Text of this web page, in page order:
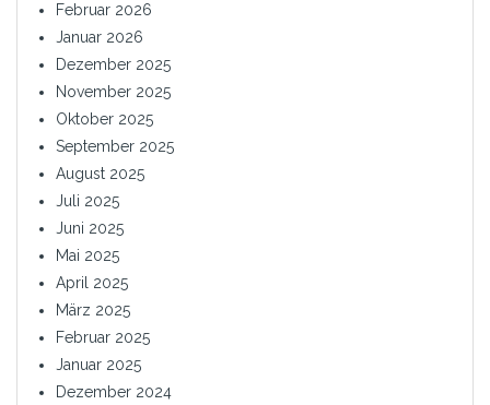
Februar 2026
Januar 2026
Dezember 2025
November 2025
Oktober 2025
September 2025
August 2025
Juli 2025
Juni 2025
Mai 2025
April 2025
März 2025
Februar 2025
Januar 2025
Dezember 2024